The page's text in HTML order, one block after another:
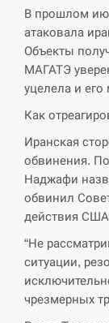
СЕРПЕНЬ
12:53
США
СЕРПЕНЬ
12:40
Латвія
СЕРПЕНЬ
Силы
СЕРПЕНЬ
В прошлом
атаковала
Объекты
МАГАТЭ
уцелела и его
Как
Иранская
обвинения.
Наджафи
обвинил
действия
“Не
ситуации,
чрезмерных